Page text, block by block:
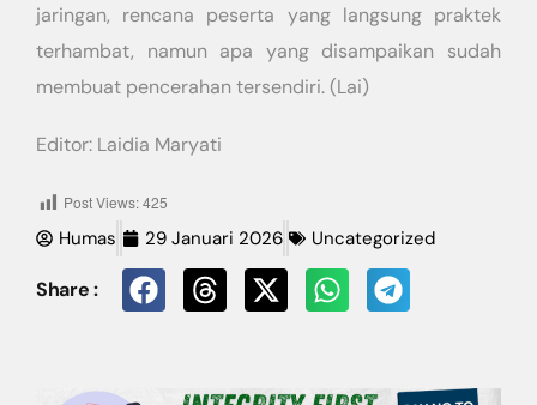
jaringan, rencana peserta yang langsung praktek
terhambat, namun apa yang disampaikan sudah
membuat pencerahan tersendiri. (Lai)
Editor: Laidia Maryati
Post Views:425
Humas 29 Januari 2026 Uncategorized
Share :